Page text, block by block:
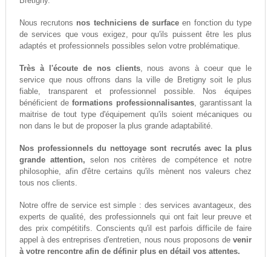
Nous recrutons nos techniciens de surface en fonction du type
de services que vous exigez, pour qu'ils puissent être les plus
adaptés et professionnels possibles selon votre problématique.
Très à l'écoute de nos clients, nous avons à coeur que le
service que nous offrons dans la ville de Bretigny soit le plus
fiable, transparent et professionnel possible. Nos équipes
bénéficient deformations professionnalisantes, garantissant la
maitrise de tout type d'équipement qu'ils soient mécaniques ou
non dans le but de proposer la plus grande adaptabilité.
Nos professionnels du nettoyage sont recrutés avec la plus
grande attention, selon nos critères de compétence et notre
philosophie, afin d'être certains qu'ils mènent nos valeurs chez
tous nos clients.
Notre offre de service est simple : des services avantageux, des
experts de qualité, des professionnels qui ont fait leur preuve et
des prix compétitifs. Conscients qu'il est parfois difficile de faire
appel à des entreprises d'entretien, nous nous proposons devenir
à votre rencontre afin de définir plus en détail vos attentes.